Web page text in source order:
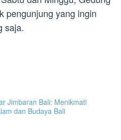
pengunjung yang ingin
saja.
Jimbaran Bali: Menikmati
dan Budaya Bali